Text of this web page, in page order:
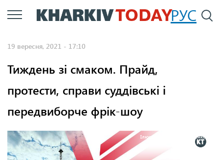
Перейти
до
РУС
19 вересня, 2021 - 17:10
Тиждень зі смаком. Прайд,
протести, справи суддівські і
передвиборче фрік-шоу
Ілюстрація: Микита Лисенко.